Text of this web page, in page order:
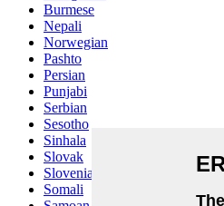
Burmese
Nepali
Norwegian
Pashto
Persian
Punjabi
Serbian
Sesotho
Sinhala
Slovak
Slovenian
Somali